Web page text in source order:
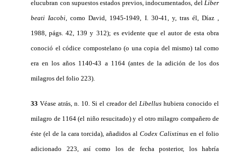
elucubran con supuestos estados previos, indocumentados, del Liber
beati Iacobi , como David, 1945-1949, I. 30-41, y, tras él, Díaz ,
1988, págs. 42, 139 y 312); es evidente que el autor de esta obra
conoció el códice compostelano (o una copia del mismo) tal como
era en los años 1140-43 a 1164 (antes de la adición de los dos
milagros del folio 223).
33 Véase atrás, n. 10. Si el creador del Libellushubiera conocido el
milagro de 1164 (el niño resucitado) y el otro milagro compañero de
éste (el de la cara torcida), añadidos alCodex Calixtinusen el folio
adicionado 223, así como los de fecha posterior, los habría